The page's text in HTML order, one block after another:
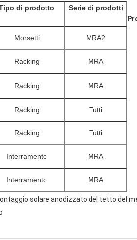
di prodotto Serie di prodotti
Morsetti MRA2
Racking MRA
Racking MRA
Racking Tutti
Racking Tutti
Interramento MRA
Interramento MRA
solare anodizzato del tetto del